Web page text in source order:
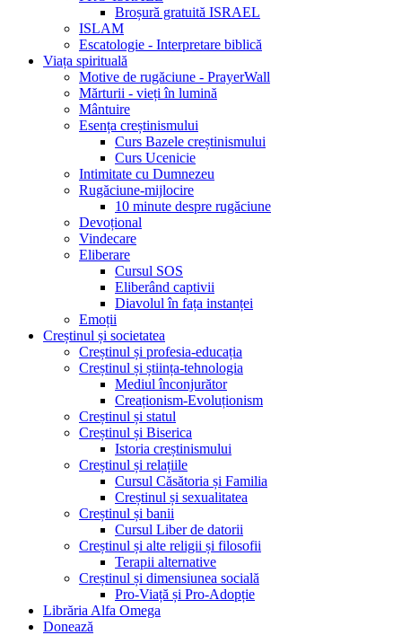
Broșură gratuită ISRAEL
ISLAM
Escatologie - Interpretare biblică
Viața spirituală
Motive de rugăciune - PrayerWall
Mărturii - vieți în lumină
Mântuire
Esența creștinismului
Curs Bazele creștinismului
Curs Ucenicie
Intimitate cu Dumnezeu
Rugăciune-mijlocire
10 minute despre rugăciune
Devoțional
Vindecare
Eliberare
Cursul SOS
Eliberând captivii
Diavolul în fața instanței
Emoții
Creștinul și societatea
Creștinul și profesia-educația
Creștinul și știința-tehnologia
Mediul înconjurător
Creaționism-Evoluționism
Creștinul și statul
Creștinul și Biserica
Istoria creștinismului
Creștinul și relațiile
Cursul Căsătoria și Familia
Creștinul și sexualitatea
Creștinul și banii
Cursul Liber de datorii
Creștinul și alte religii și filosofii
Terapii alternative
Creștinul și dimensiunea socială
Pro-Viață și Pro-Adopție
Librăria Alfa Omega
Donează